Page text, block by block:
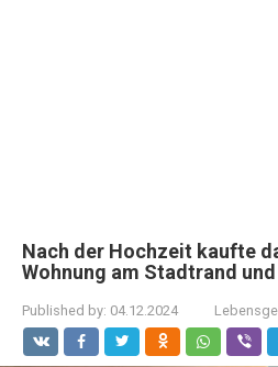
Nach der Hochzeit kaufte
Wohnung am Stadtrand
Published by: 04.12.2024